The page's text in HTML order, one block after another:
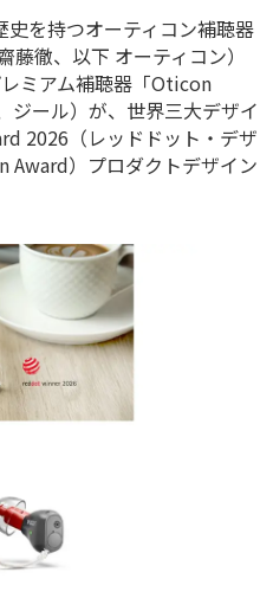
を持つオーティコン補聴器
藤徹、以下 オーティコン）
ミアム補聴器「Oticon
ジール）が、世界三大デザイ
2026（レッドドット・デザ
Award）プロダクトデザイン